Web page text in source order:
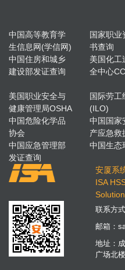
中国高等教育学
生信息网(学信网)
国家职业
书查询
中国住房和城乡
建设部发证查询
美国化工
全中心
美国职业安全与
健康管理局OSHA
国际劳工
(ILO)
中国危险化学品
协会
中国国家
产应急救
中国应急管理部
发证查询
中国生态
安厦系
ISA
联系方
邮箱：
地址：
广场北